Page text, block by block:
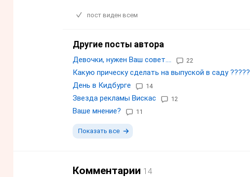
пост виден всем
Другие посты автора
Девочки, нужен Ваш совет.... 22
Какую прическу сделать на выпуской в саду ?????
День в Кидбурге 14
Звезда рекламы Вискас 12
Ваше мнение? 11
Показать все
Комментарии 14